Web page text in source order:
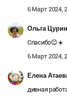
6 Март 2024,
Ольга
Спасибо😊☀️
6 Март 2024,
Елена
дивная